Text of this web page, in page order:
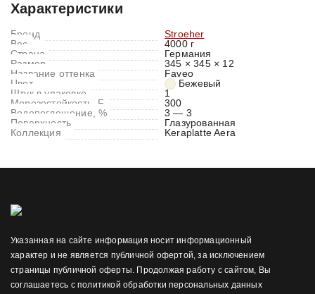
Характеристики
Бренд
Stroeher
Вес
4000 г
Страна
Германия
Размер
345 × 345 × 12
Название оттенка
Faveo
Цвет
Бежевый
Штук в упаковке
1
Морозостойкость, F
300
Водопоглощение, %
3 — 3
Поверхность
Глазурованная
Коллекция
Keraplatte Aera
Указанная на сайте информация носит информационный
характер и не является публичной офертой, за исключением
страницы публичной оферты. Продолжая работу с сайтом, Вы
соглашаетесь с политикой обработки персональных данных